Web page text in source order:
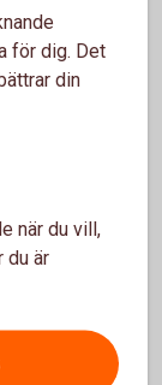
in ett
och
i förening)
innan
för dig. Det
din
när du vill,
du är